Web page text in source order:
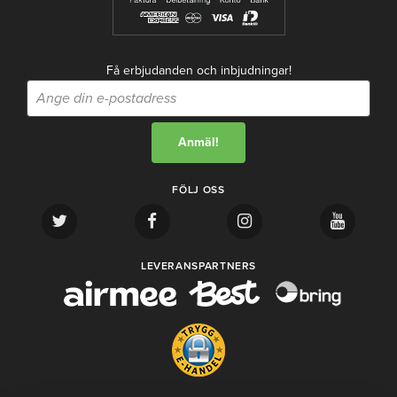
Få erbjudanden och inbjudningar!
FÖLJ OSS
LEVERANSPARTNERS